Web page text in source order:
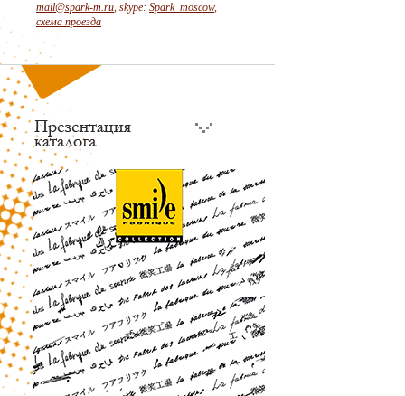
mail@spark-m.ru, skype: Spark_moscow,
схема проезда